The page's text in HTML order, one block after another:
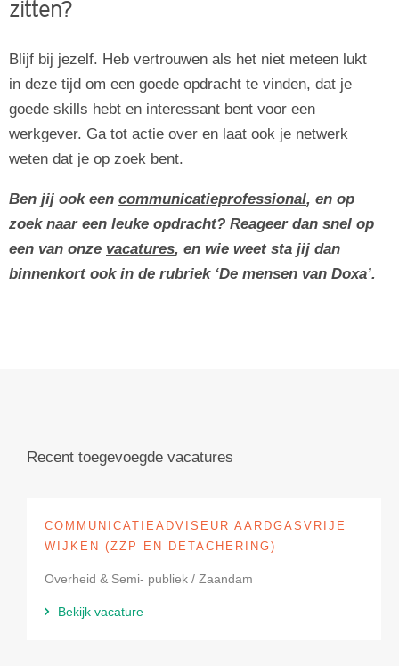
zitten?
Blijf bij jezelf. Heb vertrouwen als het niet meteen lukt
in deze tijd om een goede opdracht te vinden, dat je
goede skills hebt en interessant bent voor een
werkgever. Ga tot actie over en laat ook je netwerk
weten dat je op zoek bent.
Ben jij ook een communicatieprofessional, en op
zoek naar een leuke opdracht? Reageer dan snel op
een van onze vacatures, en wie weet sta jij dan
binnenkort ook in de rubriek ‘De mensen van Doxa’.
Recent toegevoegde vacatures
COMMUNICATIEADVISEUR AARDGASVRIJE
WIJKEN (ZZP EN DETACHERING)
Overheid & Semi- publiek / Zaandam
Bekijk vacature